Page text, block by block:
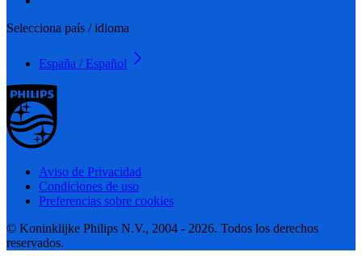
Selecciona país / idioma
España / Español
Aviso de Privacidad
Condiciones de uso
Preferencias sobre cookies
© Koninklijke Philips N.V., 2004 - 2026. Todos los derechos
reservados.